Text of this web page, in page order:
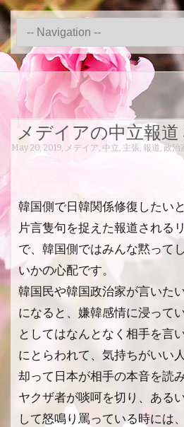
メデイアの中立報道
May 20, 2019, メデイア, 中立, 主張, 報道, 政治
韓国側で日韓関係修復したい
片言隻句を捉えた報道される
で、韓国側ではみんな黙って
いかの心配です。
韓国民や韓国政治家が言いた
になると、嫌韓感情に浸って
としてはなんとなく相手を言
にとらわれて、気持ちがいい
却って日本が相手の本音を読
ヤクザ者が啖呵を切り、ある
して怒鳴り罵っている時には